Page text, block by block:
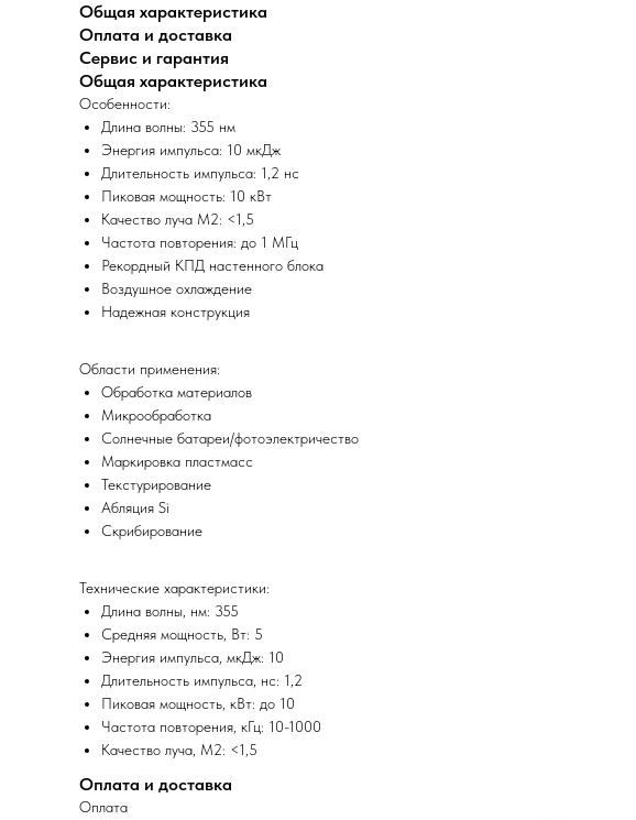
Общая характеристика
Оплата и доставка
Сервис и гарантия
Общая характеристика
Особенности:
Длина волны: 355 нм
Энергия импульса: 10 мкДж
Длительность импульса: 1,2 нс
Пиковая мощность: 10 кВт
Качество луча M2: <1,5
Частота повторения: до 1 МГц
Рекордный КПД настенного блока
Воздушное охлаждение
Надежная конструкция
Области применения:
Обработка материалов
Микрообработка
Солнечные батареи/фотоэлектричество
Маркировка пластмасс
Текстурирование
Абляция Si
Скрибирование
Технические характеристики:
Длина волны, нм: 355
Средняя мощность, Вт: 5
Энергия импульса, мкДж: 10
Длительность импульса, нс: 1,2
Пиковая мощность, кВт: до 10
Частота повторения, кГц: 10-1000
Качество луча, M2: <1,5
Оплата и доставка
Оплата